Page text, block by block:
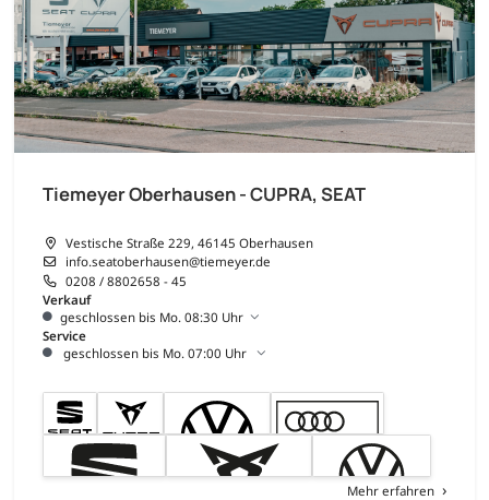
Tiemeyer Oberhausen - CUPRA, SEAT
Vestische Straße 229, 46145 Oberhausen
info.seatoberhausen@tiemeyer.de
0208 / 8802658 - 45
Verkauf
geschlossen bis Mo. 08:30 Uhr
Service
geschlossen bis Mo. 07:00 Uhr
Mehr erfahren